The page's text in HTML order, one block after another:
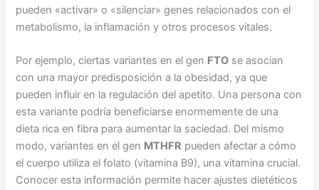
pueden «activar» o «silenciar» genes relacionados con el
metabolismo, la inflamación y otros procesos vitales.
Por ejemplo, ciertas variantes en el gen FTO se asocian
con una mayor predisposición a la obesidad, ya que
pueden influir en la regulación del apetito. Una persona con
esta variante podría beneficiarse enormemente de una
dieta rica en fibra para aumentar la saciedad. Del mismo
modo, variantes en el gen MTHFR pueden afectar a cómo
el cuerpo utiliza el folato (vitamina B9), una vitamina crucial.
Conocer esta información permite hacer ajustes dietéticos